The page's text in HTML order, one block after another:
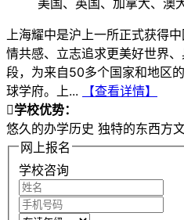
上海耀中是沪上一所正式获得
情共感、立志追求更美好世界
段，为来自50多个国家和地区
球学府。上...
【查看详情】
学校优势：
悠久的办学历史 独特的东西方
网上报名
学校咨询